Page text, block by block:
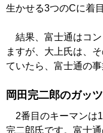
生かせる3つのCに着
結果、富士通はコン
ますが、大上氏は、
ていたら、富士通の
岡田完二郎のガッツ
2番目のキーマンは
完二郎氏です。富士